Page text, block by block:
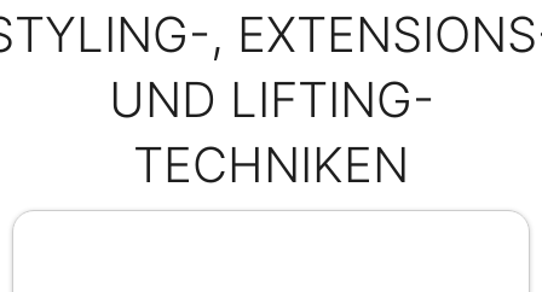
,
UND LIFTING-
TECHNIKEN